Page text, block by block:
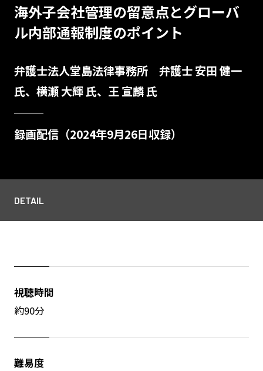
海外子会社管理の留意点とグローバ
ル内部通報制度のポイント
弁護士法人堂島法律事務所 弁護士 安田 健一
氏、横瀬 大輝 氏、王 宣麟 氏
録画配信（2024年9月26日収録）
DETAIL
視聴時間
約90分
難易度